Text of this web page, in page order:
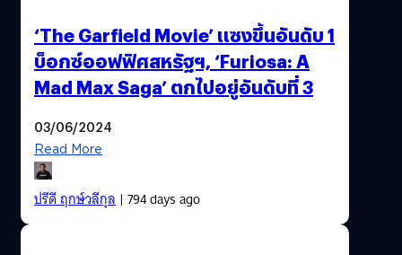
‘The Garfield Movie’ แซงขึ้นอันดับ 1
บ็อกซ์ออฟฟิศสหรัฐฯ, ‘Furiosa: A
Mad Max Saga’ ตกไปอยู่อันดับที่ 3
03/06/2024
Read More
ปรีดี ฤกษ์วลีกุล| 794 days ago